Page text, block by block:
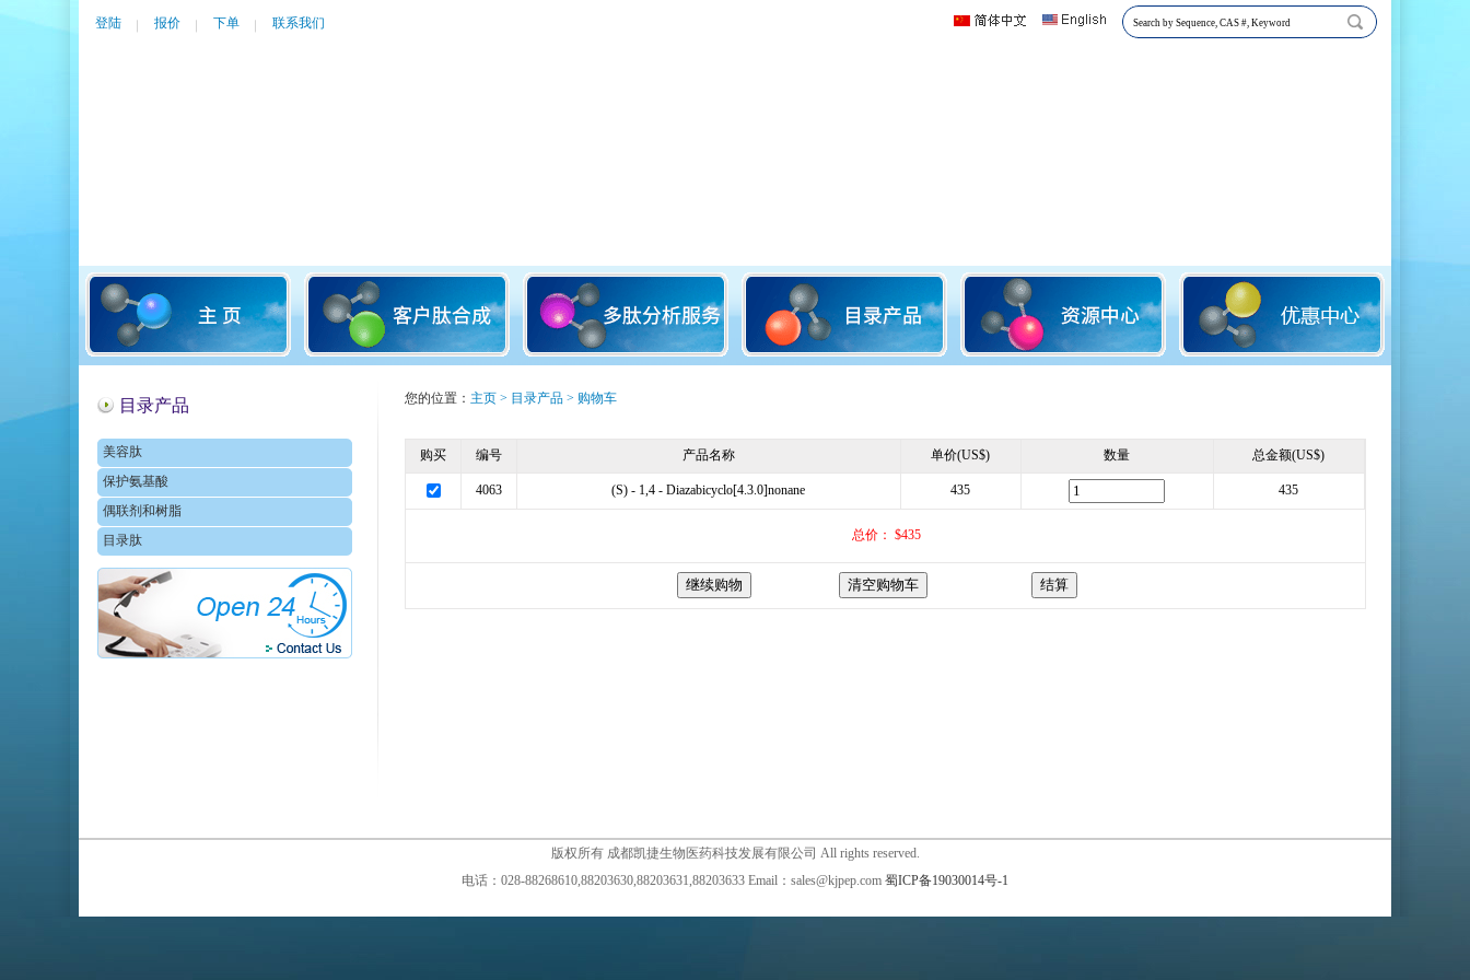
登陆 报价 下单 联系我们
目录产品
美容肽
保护氨基酸
偶联剂和树脂
目录肽
您的位置： 主页> 目录产品> 购物车
购买 编号 产品名称 单价(US$) 数量 总金额(US$)
4063 (S) - 1,4 - Diazabicyclo[4.3.0]nonane 435 435
总价： $435
版权所有 成都凯捷生物医药科技发展有限公司 All rights reserved.
电话：028-88268610,88203630,88203631,88203633 Email：sales@kjpep.com 蜀ICP备19030014号-1